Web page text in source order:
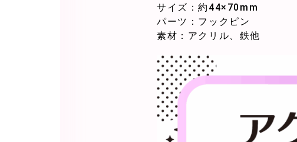
サイズ：約44×70mm
パーツ：フックピン
素材：アクリル、鉄他